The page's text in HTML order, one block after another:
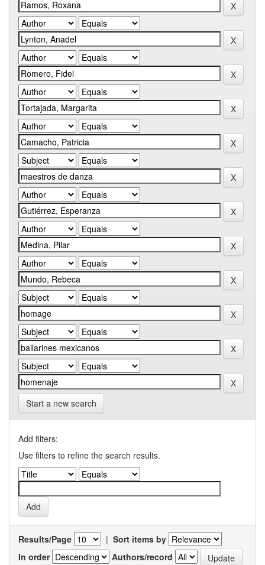
Start a new search
Add filters:
Use filters to refine the search results.
Results/Page | Sort items by
In order
Authors/record